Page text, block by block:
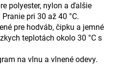
polyester, nylon a ďalšie
pri 30 až 40 °C.
pre hodváb, čipku a jemné
teplotách okolo 30 °C s
na vlnu a vlnené odevy.